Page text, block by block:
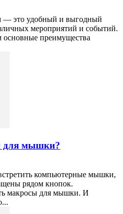
— это удобный и выгодный
мероприятий и событий.
основные преимущества
для мышки?
компьютерные мышки,
рядом кнопок.
макросы для мышки. И